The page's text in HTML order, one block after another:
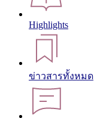
Highlights
ข่าวสารทั้งหมด